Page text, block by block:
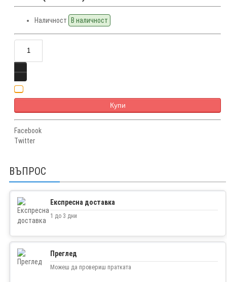
Наличност В наличност
Купи
Facebook
Twitter
ВЪПРОС
Експресна доставка
1 до 3 дни
Преглед
Можеш да провериш пратката